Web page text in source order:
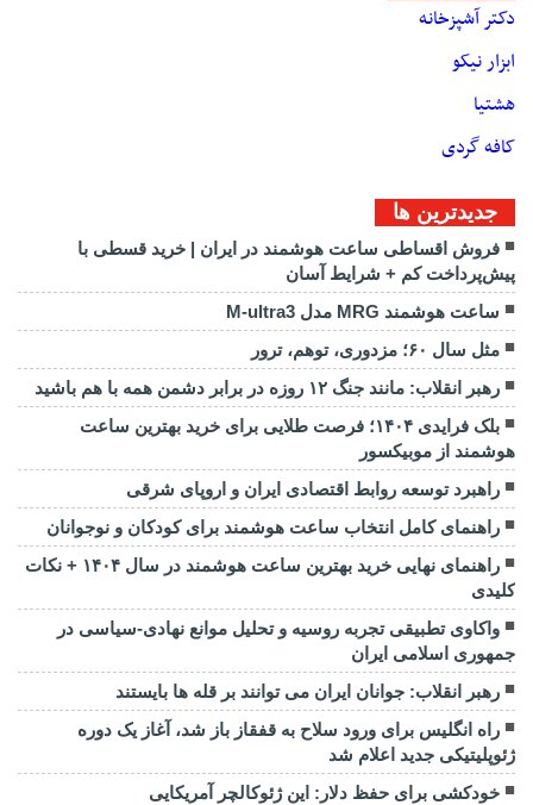
دکتر آشپزخانه
ابزار نیکو
هشتیا
کافه گردی
جديدترين ها
فروش اقساطی ساعت هوشمند در ایران | خرید قسطی با
پیش‌پرداخت کم + شرایط آسان
ساعت هوشمند MRG مدل M-ultra3
مثل سال ۶۰؛ مزدوری، توهم، ترور
رهبر انقلاب: مانند جنگ ۱۲ روزه در برابر دشمن همه با هم باشید
بلک فرایدی ۱۴۰۴؛ فرصت طلایی برای خرید بهترین ساعت
هوشمند از موبیکسور
راهبرد توسعه روابط اقتصادی ایران و اروپای شرقی
راهنمای کامل انتخاب ساعت هوشمند برای کودکان و نوجوانان
راهنمای نهایی خرید بهترین ساعت هوشمند در سال ۱۴۰۴ + نکات
کلیدی
واکاوی تطبیقی تجربه روسیه و تحلیل موانع نهادی-سیاسی در
جمهوری اسلامی ایران
رهبر انقلاب: جوانان ایران می توانند بر قله ها بایستند
راه انگلیس برای ورود سلاح به قفقاز باز شد، آغاز یک دوره
ژئوپلیتیکی جدید اعلام شد
خودکشی برای حفظ دلار: این ژئوکالچر آمریکایی